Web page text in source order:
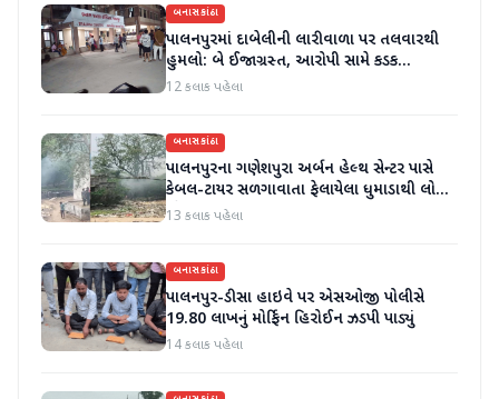
બનાસકાંઠા
પાલનપુરમાં દાબેલીની લારીવાળા પર તલવારથી
હુમલો: બે ઈજાગ્રસ્ત, આરોપી સામે કડક
કાર્યવાહીની માંગ
12 કલાક પહેલા
બનાસકાંઠા
પાલનપુરના ગણેશપુરા અર્બન હેલ્થ સેન્ટર પાસે
કેબલ-ટાયર સળગાવાતા ફેલાયેલા ધુમાડાથી લોકો
પરેશાન
13 કલાક પહેલા
બનાસકાંઠા
પાલનપુર-ડીસા હાઇવે પર એસઓજી પોલીસે
19.80 લાખનું મોર્ફિન હિરોઈન ઝડપી પાડ્યું
14 કલાક પહેલા